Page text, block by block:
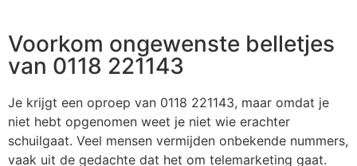
Voorkom ongewenste belletjes
van 0118 221143
Je krijgt een oproep van 0118 221143, maar omdat je
niet hebt opgenomen weet je niet wie erachter
schuilgaat. Veel mensen vermijden onbekende nummers,
vaak uit de gedachte dat het om telemarketing gaat.